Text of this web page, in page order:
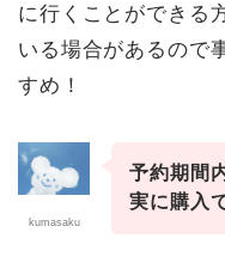
に行くことができる
いる場合があるので
すめ！
kumasaku
予約期間
実に購入